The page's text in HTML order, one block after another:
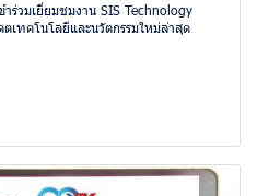
วมเยี่ยมชมงาน SIS Technology
เทคโนโลยีและนวัตกรรมใหม่ล่าสุด